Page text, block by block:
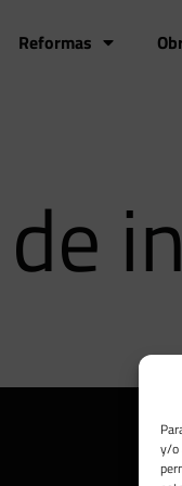
y/o
Reformas